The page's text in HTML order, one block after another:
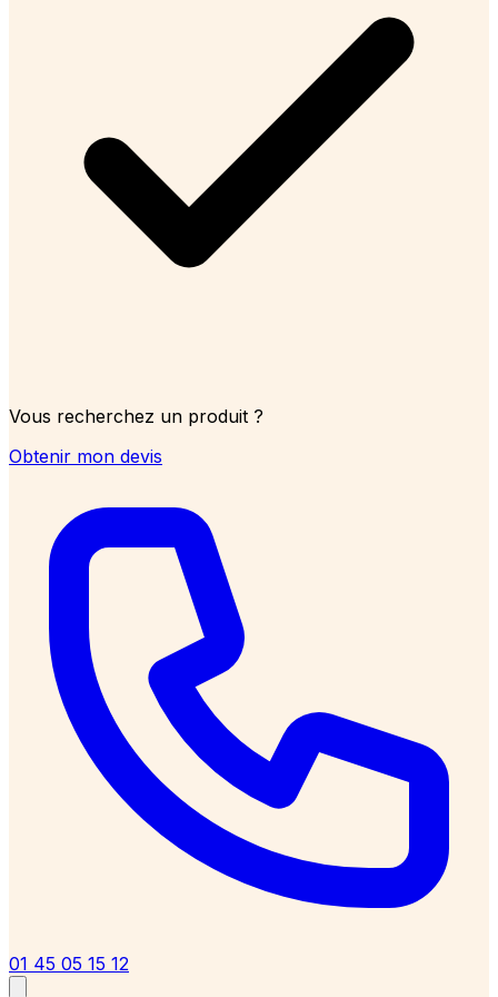
Vous recherchez un produit ?
Obtenir mon devis
01 45 05 15 12